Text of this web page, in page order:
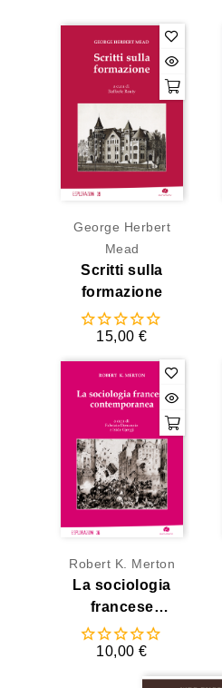
George Herbert
Mead
Scritti sulla
formazione
15,00 €
Robert K. Merton
La sociologia
francese
contemporanea
10,00 €